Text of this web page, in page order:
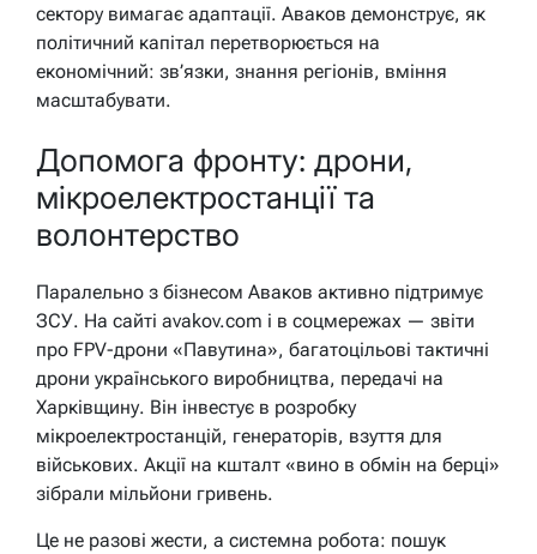
сектору вимагає адаптації. Аваков демонструє, як
політичний капітал перетворюється на
економічний: зв’язки, знання регіонів, вміння
масштабувати.
Допомога фронту: дрони,
мікроелектростанції та
волонтерство
Паралельно з бізнесом Аваков активно підтримує
ЗСУ. На сайті avakov.com і в соцмережах — звіти
про FPV-дрони «Павутина», багатоцільові тактичні
дрони українського виробництва, передачі на
Харківщину. Він інвестує в розробку
мікроелектростанцій, генераторів, взуття для
військових. Акції на кшталт «вино в обмін на берці»
зібрали мільйони гривень.
Це не разові жести, а системна робота: пошук